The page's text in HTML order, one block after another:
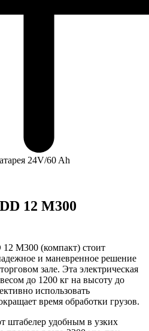
24V/60 Ah
12 M300
M300 (компакт) стоит
и маневренное решение
зале. Эта электрическая
до 1200 кг на высоту до
использовать
время обработки грузов.
штабелер удобным в узких